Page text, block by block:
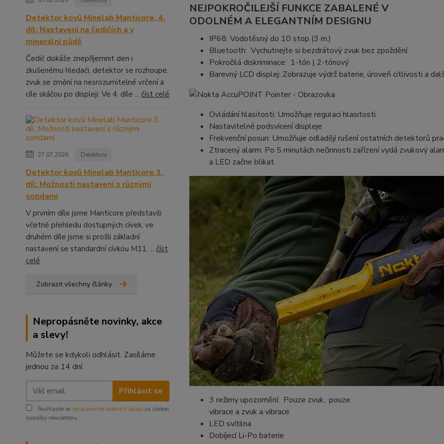
Detektor kovů Minelab Manticore, 4.
díl: Nastavení na čedičích a v
minerální půdě
Čedič dokáže znepříjemnit den i
zkušenému hledači, detektor se rozhoupe,
zvuk se změní na nesrozumitelné vrčení a
cíle skáčou po displeji. Ve 4. díle ... číst celé
27.07.2026 Detektory
Detektor kovů Minelab Manticore 3.
díl: Možnosti nastavení s různými
sondami
V prvním díle jsme Manticore představili
včetně přehledu dostupných cívek, ve
druhém díle jsme si prošli základní
nastavení se standardní cívkou M11. ... číst
celé
Zobrazit všechny články
Nepropásněte novinky, akce
a slevy!
Můžete se kdykoli odhlásit. Zasíláme
jednou za 14 dní.
Přihlásit se
Souhlasím se zpracováním osobních údajů za účelem
rozesílky newsletteru.
NEJPOKROČILEJŠÍ FUNKCE ZABALENÉ V
ODOLNÉM A ELEGANTNÍM DESIGNU
IP68: Vodotěsný do 10 stop (3 m.)
Bluetooth: Vychutnejte si bezdrátový zvuk bez zpoždění.
Pokročilá diskriminace: 1-tón | 2-tónový
Barevný LCD displej: Zobrazuje výdrž baterie, úroveň citlivosti a
Ovládáníhlasitosti: Umožňuje regulaci hlasitosti.
Nastavitelné podsvícení displeje
Frekvenční posun: Umožňuje odladějí rušeníostatních detektorů
Ztracenýalarm: Po 5 minutách nečinnosti zařízení vydá zvukový
a LED začne blikat.
3 režimy upozornění: Pouze zvuk, pouze
vibrace a zvuk a vibrace
LED svítilna
Dobíjecí Li-Po baterie